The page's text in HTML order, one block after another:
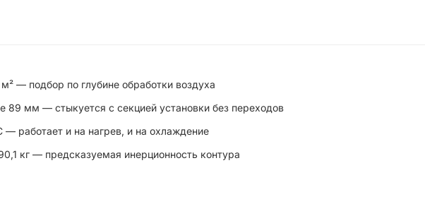
— подбор по глубине обработки воздуха
мм — стыкуется с секцией установки без переходов
— работает и на нагрев, и на охлаждение
кг — предсказуемая инерционность контура